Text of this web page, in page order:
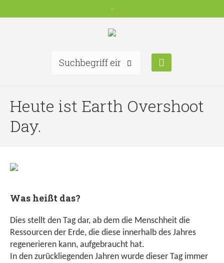
Heute ist Earth Overshoot
Day.
Was heißt das?
Dies stellt den Tag dar, ab dem die Menschheit die
Ressourcen der Erde, die diese innerhalb des Jahres
regenerieren kann, aufgebraucht hat.
In den zurückliegenden Jahren wurde dieser Tag immer